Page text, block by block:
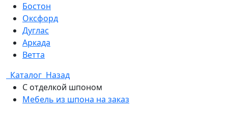
Бостон
Оксфорд
Дуглас
Аркада
Ветта
Каталог Назад
С отделкой шпоном
Мебель из шпона на заказ